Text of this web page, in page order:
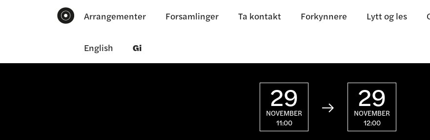
Arrangementer Forsamlinger Ta kontakt Forkynnere Lytt og les
English Gi
29
NOVEMBER
11:00
 29
NOVEMBER
12:00